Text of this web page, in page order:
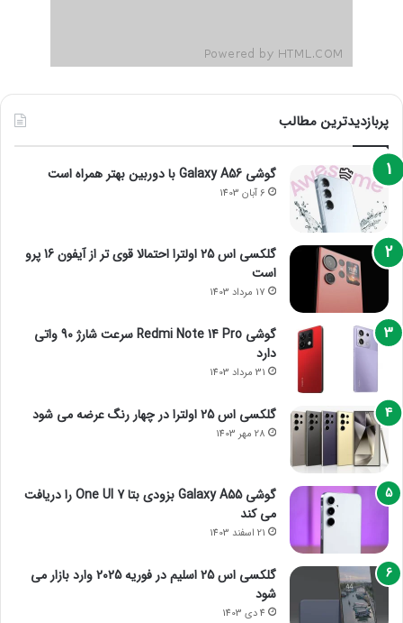
پربازدیدترین مطالب
گوشی Galaxy A56 با دوربین بهتر همراه است
6 آبان 1403
گلکسی اس 25 اولترا احتمالا قوی تر از آیفون 16 پرو
است
17 مرداد 1403
گوشی Redmi Note 14 Pro سرعت شارژ 90 واتی
دارد
31 مرداد 1403
گلکسی اس 25 اولترا در چهار رنگ عرضه می شود
28 مهر 1403
گوشی Galaxy A55 بزودی بتا One UI 7 را دریافت
می کند
21 اسفند 1403
گلکسی اس 25 اسلیم در فوریه 2025 وارد بازار می
شود
4 دی 1403